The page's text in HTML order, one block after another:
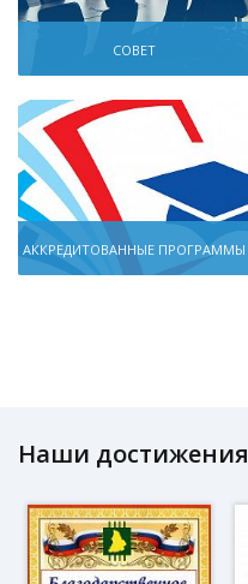
СОВЕТ
АККРЕДИТОВАННЫЕ ПРОГРАММЫ
Наши достижения